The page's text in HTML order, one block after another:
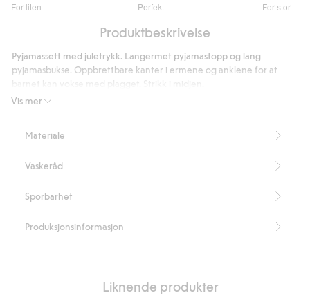
For liten Perfekt For stor
av
22
stemmer
Produktbeskrivelse
Vis mer
Pyjamassett med juletrykk. Langermet pyjamastopp og lang
pyjamasbukse. Oppbrettbare kanter i ermene og anklene for at
Artikkelnummer
Materiale
Vaskeråd
Sporbarhet
Produksjonsinformasjon
Liknende produkter